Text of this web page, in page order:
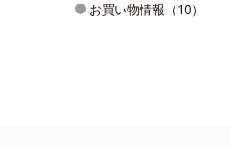
お買い物情報（10）